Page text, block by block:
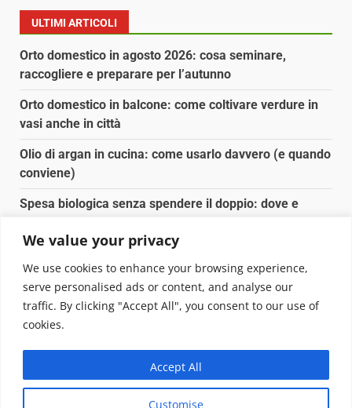
We value your privacy
We use cookies to enhance your browsing experience,
serve personalised ads or content, and analyse our
traffic. By clicking "Accept All", you consent to our use of
cookies.
Customise
Accept All
ULTIMI ARTICOLI
Orto domestico in agosto 2026: cosa seminare,
raccogliere e preparare per l’autunno
Orto domestico in balcone: come coltivare verdure in
vasi anche in città
Olio di argan in cucina: come usarlo davvero (e quando
conviene)
Spesa biologica senza spendere il doppio: dove e
Spesa biologica senza spendere il doppio: strategie
concrete
Copyright © 2025 Biopianeta.it proprietà di Jws Media
Questo blog non è una testata giornalistica, in quanto
viene aggiornato senza alcuna periodicità. Non può
pertanto considerarsi un prodotto editoriale ai sensi